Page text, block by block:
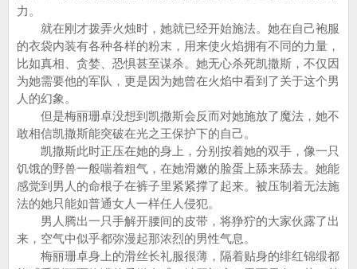
力。
就在刚才拨弄火烛时，她就已经开始施法。她在自己袍服
的衣袋内装有各种各样的粉末，用来使火焰拥有不同的力量，
比如真相、贪婪、恐惧甚至谋杀。她无心杀死凯撒斯，不仅因
为她需要他的军队，更是因为她曾在火焰中看到了关于这个男
人的幻象。
但是梅丽珊卓没想到凯撒斯会反而对她施放了魔法，她不
敢相信凯撒斯能突破在光之王保护下的自己。
凯撒斯此时正压在她的身上，分别按着她的双手，像一只
饥饿的野兽一般喘着粗气，在她滑嫩的脸蛋上舔来舔去。她能
感觉到男人的命根子在裤子里紧紧撑了起来。被压制着无法施
法的她只能如普通女人一样任人侵犯。
男人腾出一只手解开腰间的皮带，将狰狞的大家伙露了出
来，空气中似乎都弥漫起那浓烈的男性气息。
梅丽珊卓身上的滑丝长礼服很薄，隔着贴身的绯红锦缎都